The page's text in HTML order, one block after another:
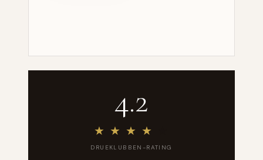
4.2
★ ★ ★ ★
DRUEKLUBBEN-RATING